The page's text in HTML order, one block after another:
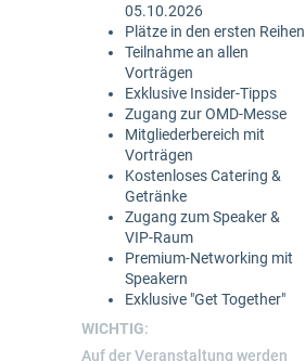
05.10.2026
Plätze in den ersten Reihen
Teilnahme an allen
Vorträgen
Exklusive Insider-Tipps
Zugang zur OMD-Messe
Mitgliederbereich mit
Vorträgen
Kostenloses Catering &
Getränke
Zugang zum Speaker &
VIP-Raum
Premium-Networking mit
Speakern
Exklusive "Get Together"
WICHTIG:
Auf der Veranstaltung werden